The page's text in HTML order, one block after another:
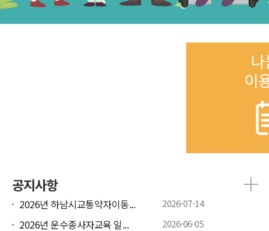
이
공지사항
2026년 하남시교통약자이동... 2026-07-14
2026년 운수종사자교육 일... 2026-06-05